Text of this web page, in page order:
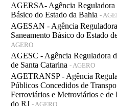
AGERSA- Agência Reguladora
Básico do Estado da Bahia -
AGESAN - Agência
Saneamento Básico do Estado
AGERO
AGESC - Agência Reguladora
de Santa Catarina - AGERO
AGETRANSP - Agência
Públicos Concedidos de
Ferroviários e Metroviários e de
do RJ - AGERO